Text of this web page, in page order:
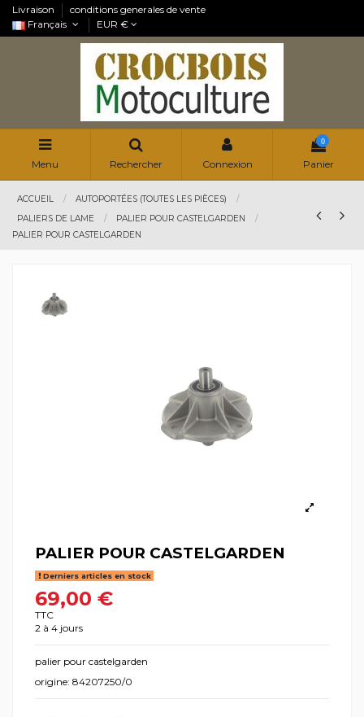
Livraison
conditions generales de vente
Français
EUR €
Menu Rechercher Connexion
0
Panier
ACCUEIL
AUTOPORTÉES (TOUTES LES PIÈCES)
PALIERS DE LAME
PALIER POUR CASTELGARDEN
PALIER POUR CASTELGARDEN
PALIER POUR CASTELGARDEN
Derniers articles en stock
69,00 €
TTC
2 à 4 jours
palier pour castelgarden
origine: 84207250/0